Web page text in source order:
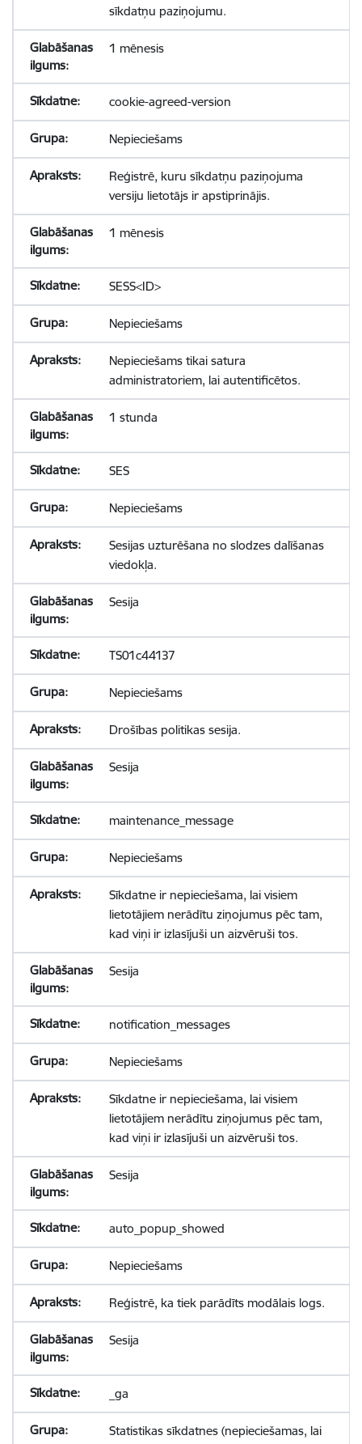
sīkdatņu paziņojumu.
1 mēnesis
cookie-agreed-version
Nepieciešams
Reģistrē, kuru sīkdatņu paziņojuma
versiju lietotājs ir apstiprinājis.
1 mēnesis
SESS<ID>
Nepieciešams
Nepieciešams tikai satura
administratoriem, lai autentificētos.
1 stunda
SES
Nepieciešams
Sesijas uzturēšana no slodzes dalīšanas
viedokļa.
Sesija
TS01c44137
Nepieciešams
Drošības politikas sesija.
Sesija
maintenance_message
Nepieciešams
Sīkdatne ir nepieciešama, lai visiem
lietotājiem nerādītu ziņojumus pēc tam,
kad viņi ir izlasījuši un aizvēruši tos.
Sesija
notification_messages
Nepieciešams
Sīkdatne ir nepieciešama, lai visiem
lietotājiem nerādītu ziņojumus pēc tam,
kad viņi ir izlasījuši un aizvēruši tos.
Sesija
auto_popup_showed
Nepieciešams
Reģistrē, ka tiek parādīts modālais logs.
Sesija
_ga
Statistikas sīkdatnes (nepieciešamas, lai